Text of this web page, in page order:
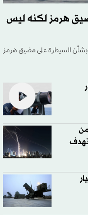
هرمز لكنه ليس
بشأن السيطرة على مضيق هرمز
من